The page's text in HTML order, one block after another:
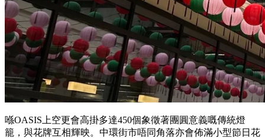
喺OASIS上空更會高掛多達450個象徵著團圓意義嘅傳統燈
籠，與花牌互相輝映。中環街市唔同角落亦會佈滿小型節日花